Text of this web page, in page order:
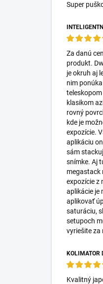
Super
Za danú
produkt.
je okruh aj
nim
klasikom
rovný
kde je
expozície.
aplikáciu
sám
snímke. Aj
megastack
expozície z
aplikácie je
aplikovať
saturáciu,
setupoch
vyriešite za
Kvalitný